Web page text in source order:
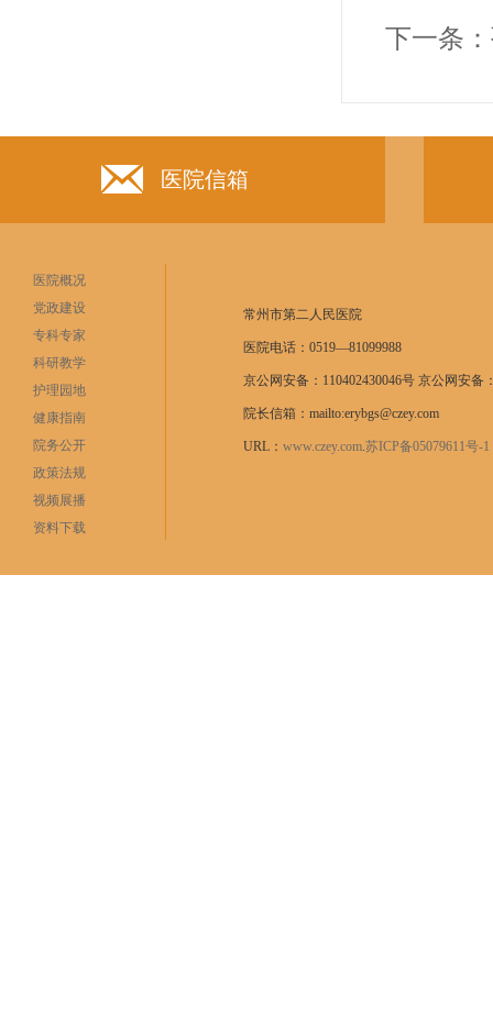
下一条：
医院信箱
医院概况
党政建设
专科专家
科研教学
护理园地
健康指南
院务公开
政策法规
视频展播
资料下载
常州市第二人民医院
医院电话：0519—81099988
京公网安备：110402430046号 京公网安备
院长信箱：mailto:erybgs@czey.com
URL： www.czey.com.苏ICP备05079611号-